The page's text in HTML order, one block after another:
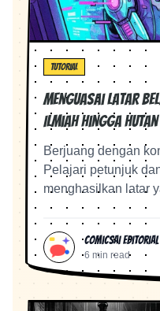
TUTORIAL
Menguasai Latar
Ilmiah hingga
Berjuang dengan
Pelajari petunjuk
menghasilkan latar
cerita Anda.
ComicsAI Editorial
6 min read